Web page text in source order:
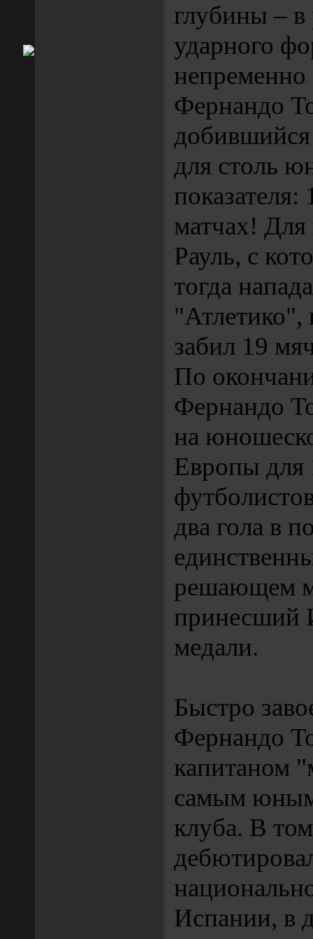
глубины –
ударного
непременно
Фернандо
для столь
матчах! Для
Рауль, с
тогда
"Атлетико",
забил 19
По
Фернандо
на
Европы для
два гола в
решающем
принесший
медали.
Быстро
Фернандо
капитаном
самым
клуба. В
Испании, в